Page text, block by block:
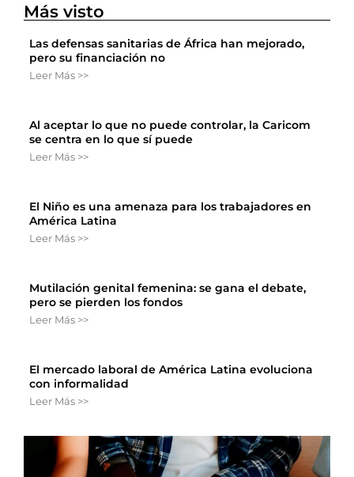
Más visto
Las defensas sanitarias de África han mejorado,
pero su financiación no
Leer Más >>
Al aceptar lo que no puede controlar, la Caricom
se centra en lo que sí puede
Leer Más >>
El Niño es una amenaza para los trabajadores en
América Latina
Leer Más >>
Mutilación genital femenina: se gana el debate,
pero se pierden los fondos
Leer Más >>
El mercado laboral de América Latina evoluciona
con informalidad
Leer Más >>